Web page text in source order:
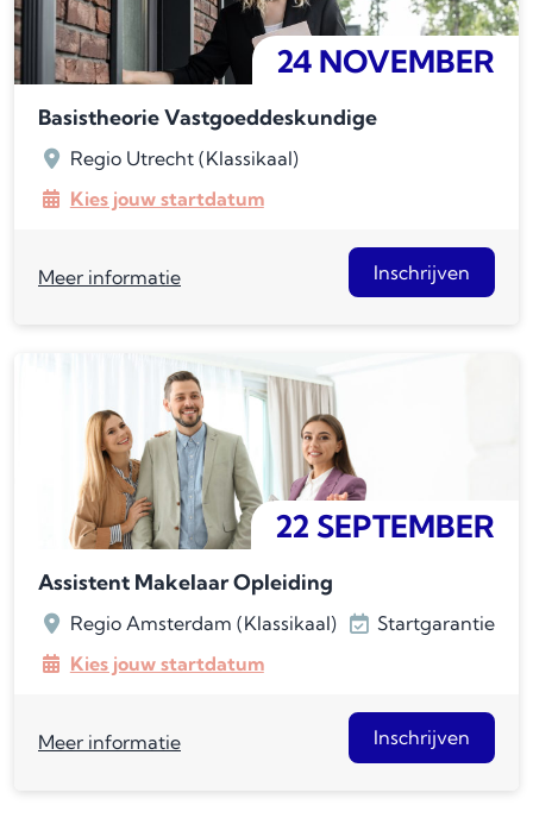
24 NOVEMBER
Basistheorie Vastgoeddeskundige
Regio Utrecht (Klassikaal)
Kies jouw startdatum
Meer informatie Inschrijven
22 SEPTEMBER
Assistent Makelaar Opleiding
Regio Amsterdam (Klassikaal)
Startgarantie
Kies jouw startdatum
Meer informatie Inschrijven